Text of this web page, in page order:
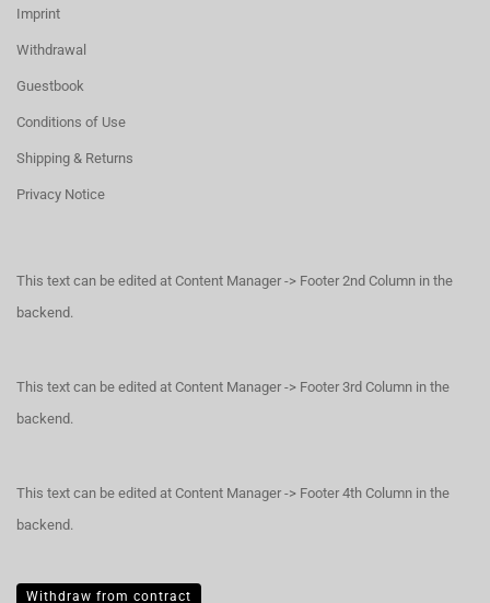
Imprint
Withdrawal
Guestbook
Conditions of Use
Shipping & Returns
Privacy Notice
This text can be edited at Content Manager -> Footer 2nd Column in the
backend.
This text can be edited at Content Manager -> Footer 3rd Column in the
backend.
This text can be edited at Content Manager -> Footer 4th Column in the
backend.
Withdraw from contract